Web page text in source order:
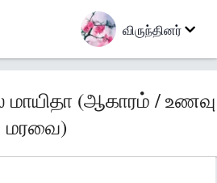
விருந்தினர்
மாயிதா (ஆகாரம் / உணவு
மரவை)